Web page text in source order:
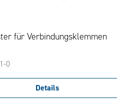
für Verbindungsklemmen
0
Details